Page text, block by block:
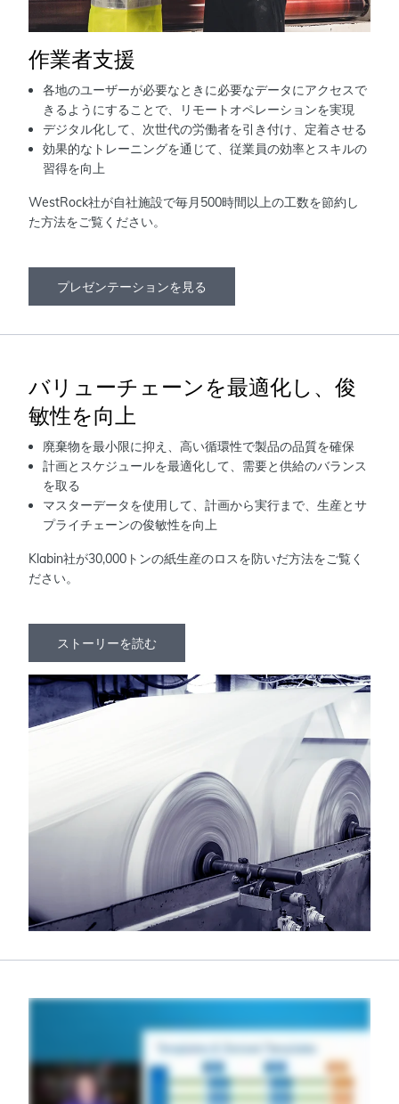
作業者支援
各地のユーザーが必要なときに必要なデータにアクセスで
きるようにすることで、リモートオペレーションを実現
デジタル化して、次世代の労働者を引き付け、定着させる
効果的なトレーニングを通じて、従業員の効率とスキルの
習得を向上
WestRock社が自社施設で毎月500時間以上の工数を節約し
た方法をご覧ください。
プレゼンテーションを見る
バリューチェーンを最適化し、俊
敏性を向上
廃棄物を最小限に抑え、高い循環性で製品の品質を確保
計画とスケジュールを最適化して、需要と供給のバランス
を取る
マスターデータを使用して、計画から実行まで、生産とサ
プライチェーンの俊敏性を向上
Klabin社が30,000トンの紙生産のロスを防いだ方法をご覧く
ださい。
ストーリーを読む